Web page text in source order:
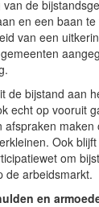
de
en een baan
van een
de bijstand aan
echt op vooruit
maken
Ook
om
de arbeidsmarkt.
en